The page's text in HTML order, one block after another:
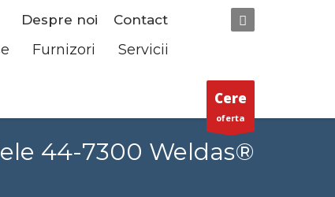
Despre noi Contact
Furnizori
Servicii
Cere
oferta
44-7300 Weldas®